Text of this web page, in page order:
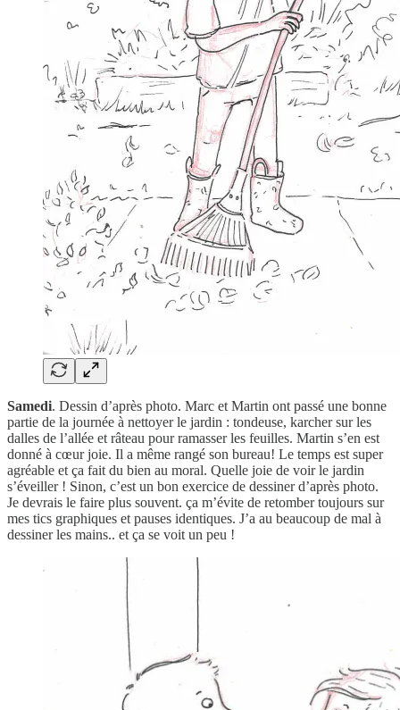
Samedi. Dessin d’après photo. Marc et Martin ont passé une bonne
partie de la journée à nettoyer le jardin : tondeuse, karcher sur les
dalles de l’allée et râteau pour ramasser les feuilles. Martin s’en est
donné à cœur joie. Il a même rangé son bureau! Le temps est super
agréable et ça fait du bien au moral. Quelle joie de voir le jardin
s’éveiller ! Sinon, c’est un bon exercice de dessiner d’après photo.
Je devrais le faire plus souvent. ça m’évite de retomber toujours sur
mes tics graphiques et pauses identiques. J’a au beaucoup de mal à
dessiner les mains.. et ça se voit un peu !